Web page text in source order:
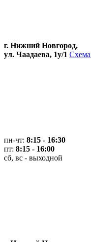
г. Нижний Новгород,
ул. Чаадаева, 1у/1 Схема
пн-чт: 8:15 - 16:30
пт: 8:15 - 16:00
сб, вс - выходной